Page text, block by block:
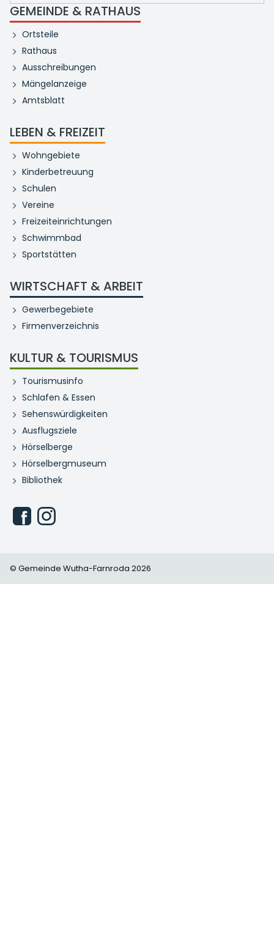
GEMEINDE & RATHAUS
Ortsteile
Rathaus
Ausschreibungen
Mängelanzeige
Amtsblatt
LEBEN & FREIZEIT
Wohngebiete
Kinderbetreuung
Schulen
Vereine
Freizeiteinrichtungen
Schwimmbad
Sportstätten
WIRTSCHAFT & ARBEIT
Gewerbegebiete
Firmenverzeichnis
KULTUR & TOURISMUS
Tourismusinfo
Schlafen & Essen
Sehenswürdigkeiten
Ausflugsziele
Hörselberge
Hörselbergmuseum
Bibliothek
© Gemeinde Wutha-Farnroda 2026